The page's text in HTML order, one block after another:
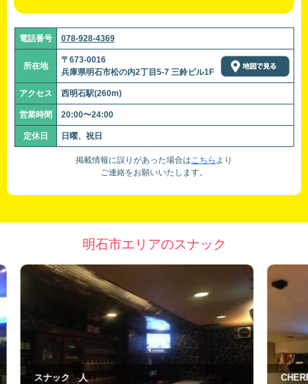
電話番号 078-928-4369
所在地
〒673-0016
兵庫県明石市松の内2丁目5-7 三鈴ビル1F
アクセス 西明石駅(260m)
営業時間 20:00〜24:00
定休日 日曜、祝日
掲載情報に誤りがあった場合はこちら より
ご連絡をお願いいたします。
明石市エリアのスナック
CHERRY